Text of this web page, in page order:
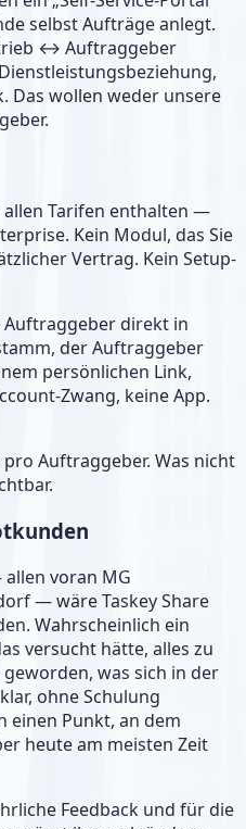
selbst Aufträge anlegt.
↔ Auftraggeber
Das wollen weder unsere
allen Tarifen enthalten —
Kein Modul, das Sie
Vertrag. Kein Setup-
Auftraggeber direkt in
der Auftraggeber
persönlichen Link,
Zwang, keine App.
Auftraggeber. Was nicht
voran MG
— wäre Taskey Share
Wahrscheinlich ein
versucht hätte, alles zu
was sich in der
ohne Schulung
einen Punkt, an dem
heute am meisten Zeit
Feedback und für die